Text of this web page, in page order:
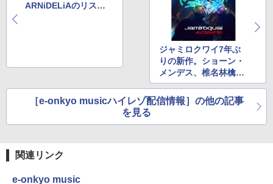
ARNiDELiAのリスア
ジャミロクワイ7年ぶ
りの新作。ショーン・
メンデス、椎名林檎×
トータス松本など
［e-onkyo musicハイレゾ配信情報］の他の記事
を見る
関連リンク
e-onkyo music